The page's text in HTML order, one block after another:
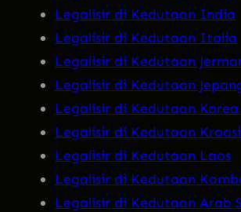
Legalisir di Kedutaan India
Legalisir di Kedutaan Italia
Legalisir di Kedutaan
Legalisir di Kedutaan
Legalisir di Kedutaan Korea
Legalisir di Kedutaan
Legalisir di Kedutaan Laos
Legalisir di Kedutaan
Legalisir di Kedutaan Arab